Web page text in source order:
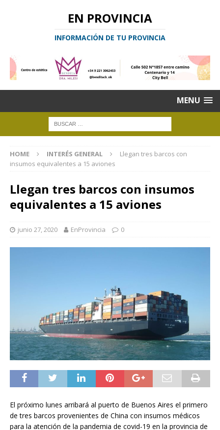
EN PROVINCIA
INFORMACIÓN DE TU PROVINCIA
MENU
HOME INTERÉS GENERAL
Llegan tres barcos con
insumos equivalentes a 15 aviones
Llegan tres barcos con insumos
equivalentes a 15 aviones
junio 27, 2020 EnProvincia 0
El próximo lunes arribará al puerto de Buenos Aires el primero
de tres barcos provenientes de China con insumos médicos
para la atención de la pandemia de covid-19 en la provincia de